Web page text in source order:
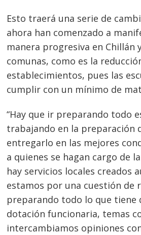
Esto traerá una serie de
ahora han comenzado a
manera progresiva en Chillán
comunas, como es la
establecimientos, pues las
cumplir con un mínimo de
“Hay que ir preparando todo
trabajando en la preparación
entregarlo en las mejores
a quienes se hagan cargo de
hay servicios locales creados
estamos por una cuestión de
preparando todo lo que tiene
dotación funcionaria, temas
intercambiamos opiniones